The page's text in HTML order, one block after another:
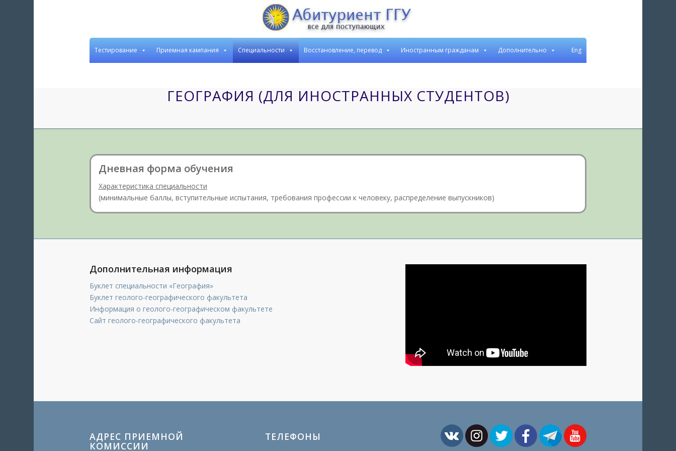
Тестирование Приемная кампания Cпециальности Восстановление, перевод Иностранным гражданам Дополнительно Eng
ГЕОГРАФИЯ (ДЛЯ ИНОСТРАННЫХ СТУДЕНТОВ)
Дневная форма обучения
Характеристика специальности
(минимальные баллы, вступительные испытания, требования профессии к человеку, распределение выпускников)
Дополнительная информация
Буклет специальности «География»
Буклет геолого-географического факультета
Информация о геолого-географическом факультете
Сайт геолого-географического факультета
АДРЕС ПРИЕМНОЙ
КОМИССИИ
ТЕЛЕФОНЫ